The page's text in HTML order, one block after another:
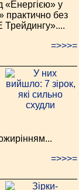
«Енергією» у
практично без
Трейдингу»....
=>>>=
=>>>=